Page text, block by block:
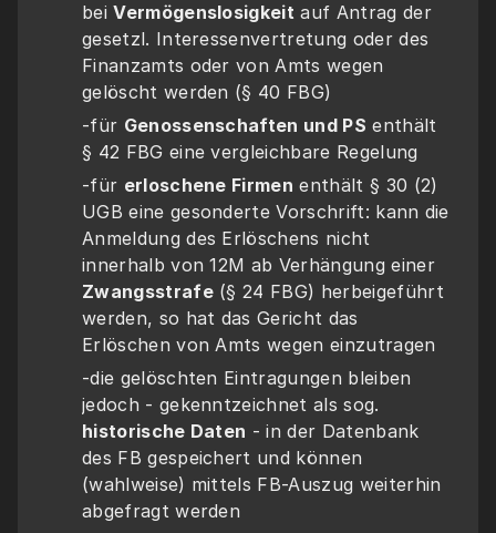
bei Vermögenslosigkeit auf Antrag der
gesetzl. Interessenvertretung oder des
Finanzamts oder von Amts wegen
gelöscht werden (§ 40 FBG)
-für Genossenschaften und PS enthält
§ 42 FBG eine vergleichbare Regelung
-für erloschene Firmen enthält § 30 (2)
UGB eine gesonderte Vorschrift: kann die
Anmeldung des Erlöschens nicht
innerhalb von 12M ab Verhängung einer
Zwangsstrafe (§ 24 FBG) herbeigeführt
werden, so hat das Gericht das
Erlöschen von Amts wegen einzutragen
-die gelöschten Eintragungen bleiben
historische Daten - in der Datenbank
des FB gespeichert und können
(wahlweise) mittels FB-Auszug weiterhin
abgefragt werden